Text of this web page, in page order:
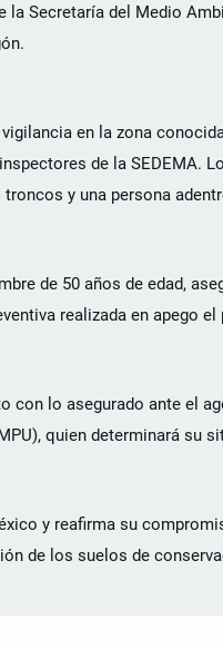
Secretaría del Medio
en la zona
de la SEDEMA.
y una persona
de 50 años de edad,
realizada en apego
con lo asegurado ante el
quien determinará su
y reafirma su
de los suelos de